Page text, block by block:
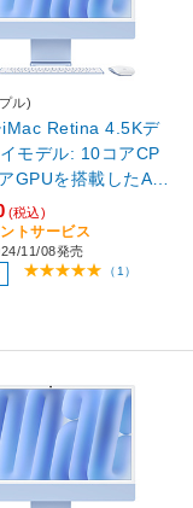
ル)
iMac Retina 4.5Kデ
モデル: 10コアCP
GPUを搭載したAp
プ, 16GB, 256GB
MWV13
型 /Apple M4 /メモ
/SSD：256GB /20
(税込)
トサービス
11/08発売
（1）